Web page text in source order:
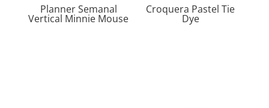
Planner Semanal
Vertical Minnie Mouse
Croquera Pastel Tie
Dye